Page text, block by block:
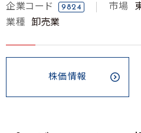
企業コード 9824 市場
業種
卸売業
株価情報